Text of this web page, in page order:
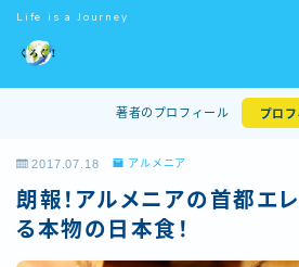
Life is a Journey
世界一周
著者のプロフィール プロ
2017.07.18 アルメニア
朗報！アルメニアの首都エ
る本物の日本食！